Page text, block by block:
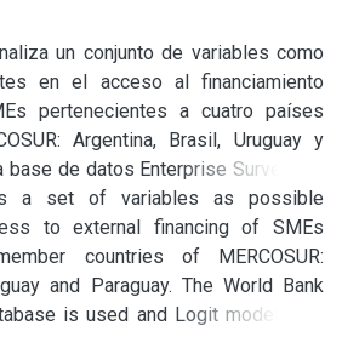
un conjunto de variables como
en el acceso al financiamiento
pertenecientes a cuatro países
Argentina, Brasil, Uruguay y
base de datos Enterprise Survey del
modelos Logit a fin de probar
Los resultados encontrados
con proveedores y el tamaño
significativas para el acceso al
en la mayoría de los países,
que miden las exportaciones, el
a set of variables as possible
to external financing of SMEs
countries of MERCOSUR:
and Paraguay. The World Bank
is used and Logit models are
the hypotheses proposed. The